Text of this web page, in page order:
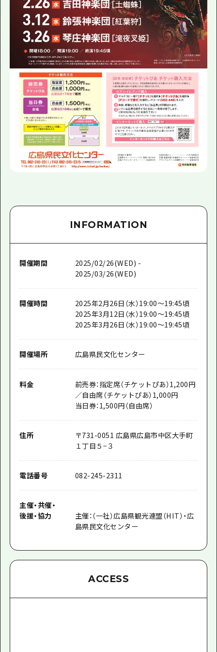
INFORMATION
開催期間
2025/02/26(WED) -
2025/03/26(WED)
開催時間
2025年2月26日（水）19:00～19:45頃
2025年3月12日（水）19:00～19:45頃
2025年3月26日（水）19:00～19:45頃
開催場所 広島県民文化センター
料金
前売券：指定席（チケットぴあ）1,200円
／自由席（チケットぴあ）1,000円
当日券：1,500円（自由席）
住所
〒731-0051 広島県広島市中区大手町
１丁目５−３
電話番号 082-245-2311
主催・共催・
後援・協力
主催：（一社）広島県観光連盟（HIT）・広
島県民文化センター
ACCESS